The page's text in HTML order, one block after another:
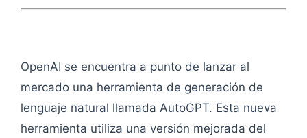
OpenAI se encuentra a punto de lanzar al
mercado una herramienta de generación de
lenguaje natural llamada AutoGPT. Esta nueva
herramienta utiliza una versión mejorada del